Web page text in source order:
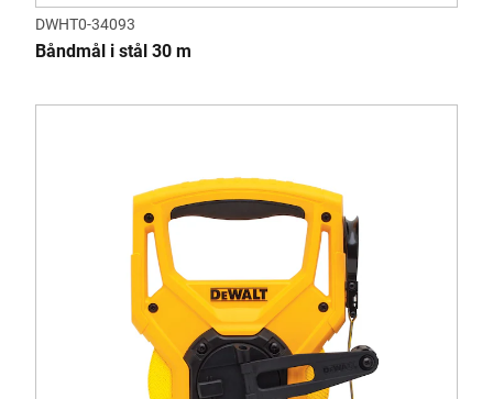
DWHT0-34093
Båndmål i stål 30 m